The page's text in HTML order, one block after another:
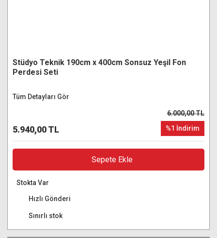
Stüdyo Teknik 190cm x 400cm Sonsuz Yeşil Fon
Perdesi Seti
Tüm Detayları Gör
5.940,00 TL
6.000,00 TL
%1 İndirim
Sepete Ekle
Stokta Var
Hızlı Gönderi
Sınırlı stok